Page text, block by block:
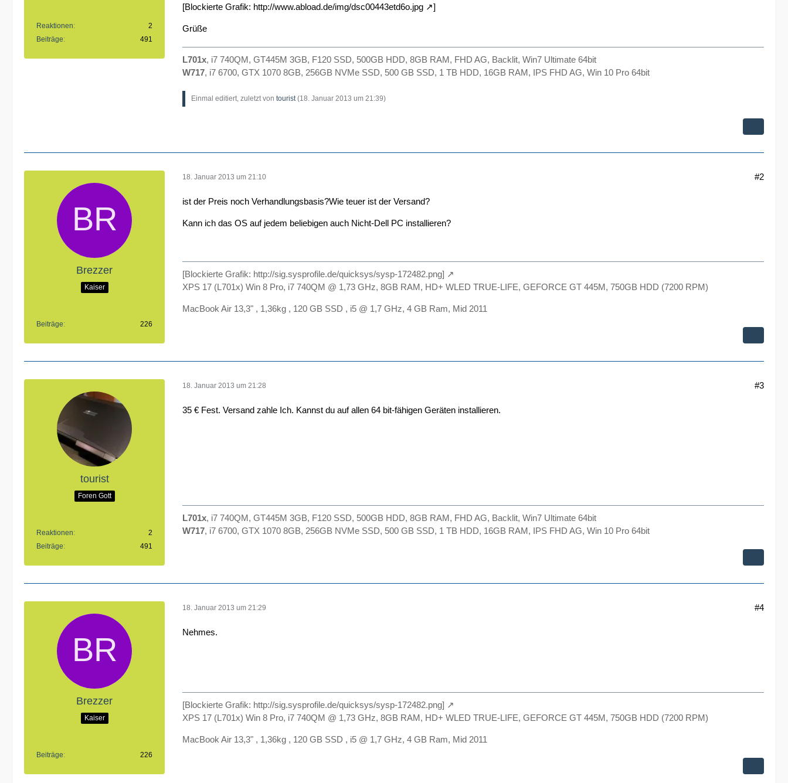
Reaktionen
2
Beiträge
491
[Blockierte Grafik: http://www.abload.de/img/dsc00443etd6o.jpg ]
Grüße
L701x, i7 740QM, GT445M 3GB, F120 SSD, 500GB HDD, 8GB RAM, FHD AG, Backlit, Win7 Ultimate 64bit
W717, i7 6700, GTX 1070 8GB, 256GB NVMe SSD, 500 GB SSD, 1 TB HDD, 16GB RAM, IPS FHD AG, Win 10 Pro 64bit
Einmal editiert, zuletzt von tourist(18. Januar 2013 um 21:39)
Brezzer
Kaiser
Beiträge 226
18. Januar 2013 um 21:10 #2
ist der Preis noch Verhandlungsbasis?Wie teuer ist der Versand?
Kann ich das OS auf jedem beliebigen auch Nicht-Dell PC installieren?
[Blockierte Grafik: http://sig.sysprofile.de/quicksys/sysp-172482.png]
XPS 17 (L701x) Win 8 Pro, i7 740QM @ 1,73 GHz, 8GB RAM, HD+ WLED TRUE-LIFE, GEFORCE GT 445M, 750GB HDD (7200 RPM)
MacBook Air 13,3" , 1,36kg , 120 GB SSD , i5 @ 1,7 GHz, 4 GB Ram, Mid 2011
tourist
Foren Gott
Reaktionen
2
Beiträge
491
18. Januar 2013 um 21:28 #3
35 € Fest. Versand zahle Ich. Kannst du auf allen 64 bit-fähigen Geräten installieren.
L701x, i7 740QM, GT445M 3GB, F120 SSD, 500GB HDD, 8GB RAM, FHD AG, Backlit, Win7 Ultimate 64bit
W717, i7 6700, GTX 1070 8GB, 256GB NVMe SSD, 500 GB SSD, 1 TB HDD, 16GB RAM, IPS FHD AG, Win 10 Pro 64bit
Brezzer
Kaiser
Beiträge 226
18. Januar 2013 um 21:29 #4
Nehmes.
[Blockierte Grafik: http://sig.sysprofile.de/quicksys/sysp-172482.png]
XPS 17 (L701x) Win 8 Pro, i7 740QM @ 1,73 GHz, 8GB RAM, HD+ WLED TRUE-LIFE, GEFORCE GT 445M, 750GB HDD (7200 RPM)
MacBook Air 13,3" , 1,36kg , 120 GB SSD , i5 @ 1,7 GHz, 4 GB Ram, Mid 2011